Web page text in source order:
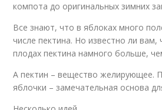
компота до оригинальных зимних
Все знают, что в яблоках много
числе пектина. Но известно ли вам,
плодах пектина намного больше,
А пектин – вещество желирующее.
яблочки – замечательная основа